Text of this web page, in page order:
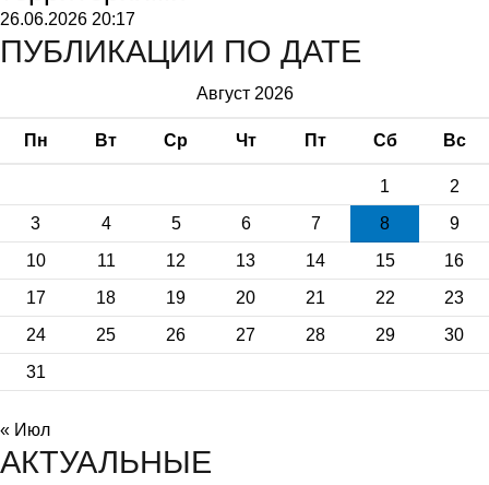
26.06.2026 20:17
ПУБЛИКАЦИИ ПО ДАТЕ
Август 2026
Пн Вт Ср Чт Пт Сб Вс
1
2
3
4 5 6 7 8
9
10
11 12 13 14 15
16
17
18 19 20 21 22
23
24
25 26 27 28 29
30
31
« Июл
АКТУАЛЬНЫЕ